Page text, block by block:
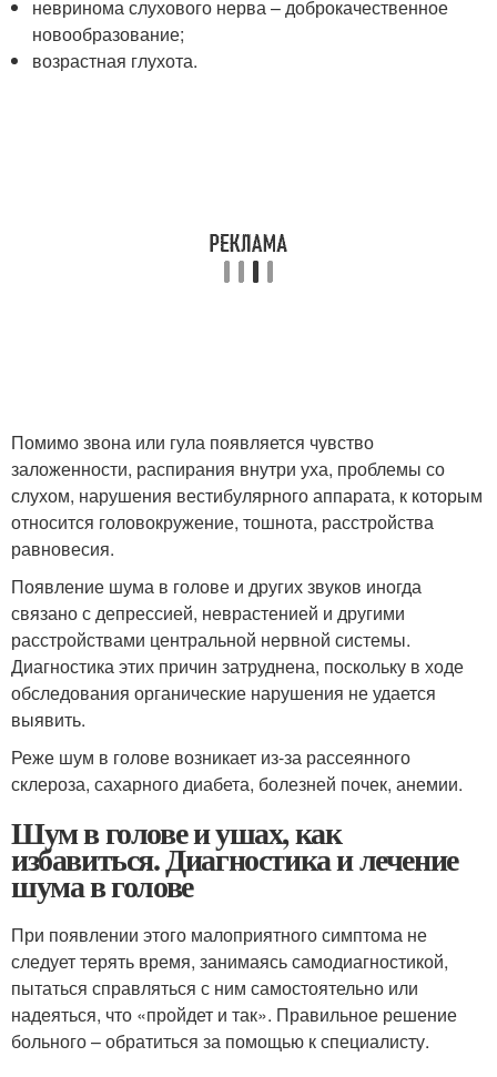
невринома слухового нерва – доброкачественное
новообразование;
возрастная глухота.
Помимо звона или гула появляется чувство
заложенности, распирания внутри уха, проблемы со
слухом, нарушения вестибулярного аппарата, к которым
относится головокружение, тошнота, расстройства
равновесия.
Появление шума в голове и других звуков иногда
связано с депрессией, неврастенией и другими
расстройствами центральной нервной системы.
Диагностика этих причин затруднена, поскольку в ходе
обследования органические нарушения не удается
выявить.
Реже шум в голове возникает из-за рассеянного
склероза, сахарного диабета, болезней почек, анемии.
Шум в голове и ушах, как
избавиться. Диагностика и лечение
шума в голове
При появлении этого малоприятного симптома не
следует терять время, занимаясь самодиагностикой,
пытаться справляться с ним самостоятельно или
надеяться, что «пройдет и так». Правильное решение
больного – обратиться за помощью к специалисту.